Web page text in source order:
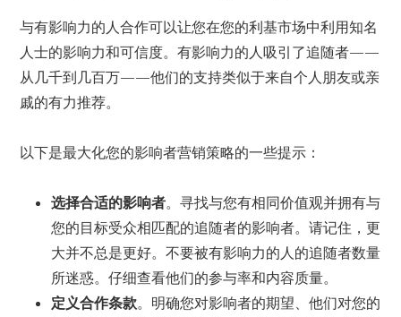
与有影响力的人合作可以让您在您的利基市场中利用知名
人士的影响力和可信度。有影响力的人吸引了追随者——
从几千到几百万——他们的支持类似于来自个人朋友或亲
戚的有力推荐。
以下是最大化您的影响者营销策略的一些提示：
选择合适的影响者。寻找与您有相同价值观并拥有与
您的目标受众相匹配的追随者的影响者。请记住，更
大并不总是更好。不要被有影响力的人的追随者数量
所迷惑。仔细查看他们的参与率和内容质量。
定义合作条款。明确您对影响者的期望、他们对您的